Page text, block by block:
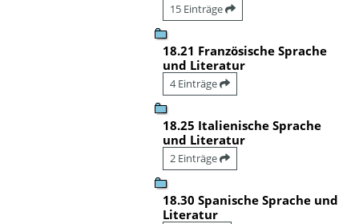
15 Einträge
18.21 Französische Sprache
und Literatur
4 Einträge
18.25 Italienische Sprache
und Literatur
2 Einträge
18.30 Spanische Sprache und
Literatur